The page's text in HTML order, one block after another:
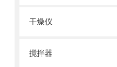
干燥仪
搅拌器